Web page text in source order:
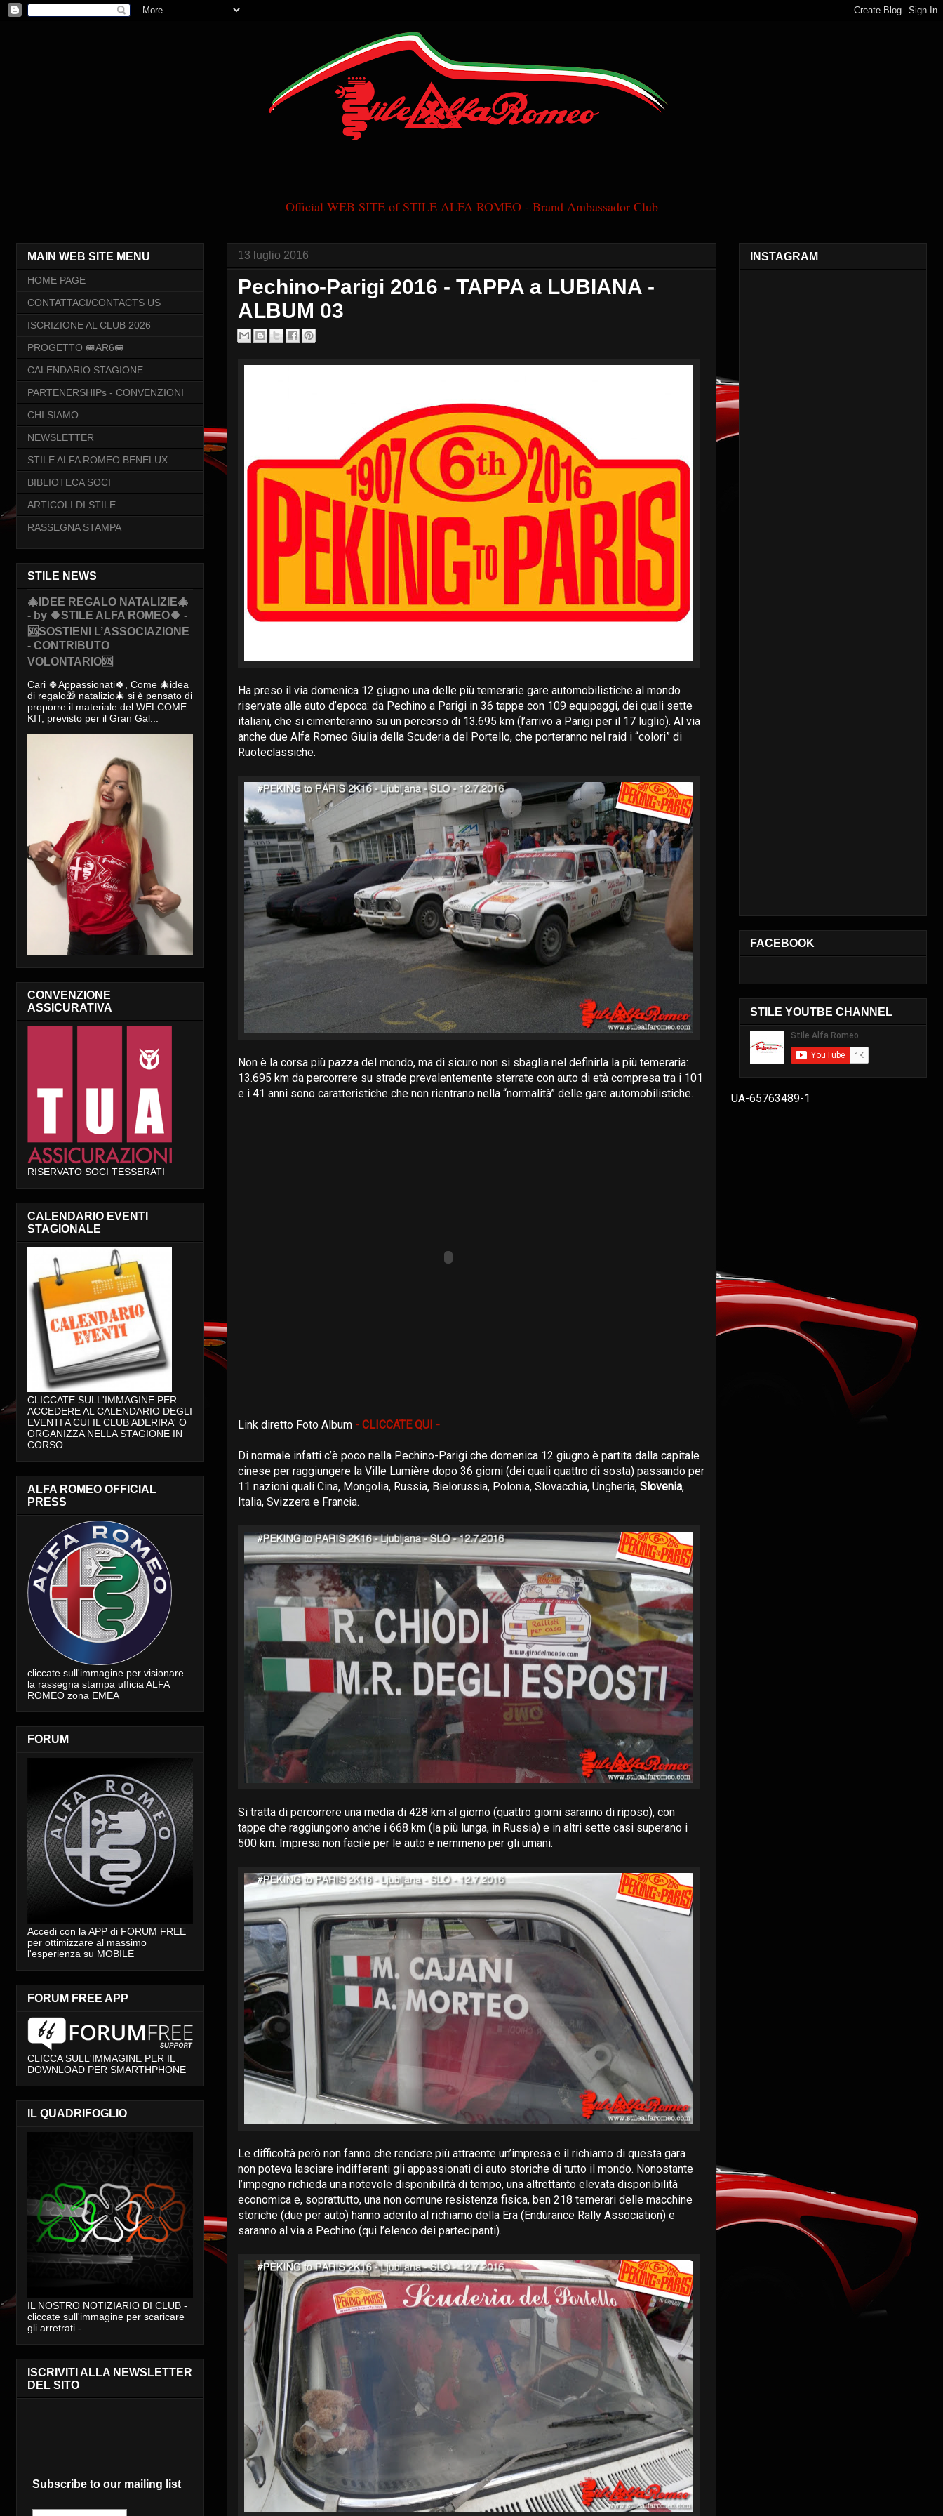
Official WEB SITE of STILE ALFA ROMEO - Brand Ambassador Club
13 luglio 2016
Pechino-Parigi 2016 - TAPPA a LUBIANA -
ALBUM 03
Ha preso il via domenica 12 giugno una delle più temerarie gare automobilistiche al mondo
riservate alle auto d’epoca: da Pechino a Parigi in 36 tappe con 109 equipaggi, dei quali sette
italiani, che si cimenteranno su un percorso di 13.695 km (l’arrivo a Parigi per il 17 luglio). Al via
anche due Alfa Romeo Giulia della Scuderia del Portello, che porteranno nel raid i “colori” di
Ruoteclassiche.
Non è la corsa più pazza del mondo, ma di sicuro non si sbaglia nel definirla la più temeraria:
13.695 km da percorrere su strade prevalentemente sterrate con auto di età compresa tra i 101
e i 41 anni sono caratteristiche che non rientrano nella “normalità” delle gare automobilistiche.
Link diretto Foto Album - CLICCATE QUI -
Di normale infatti c’è poco nella Pechino-Parigi che domenica 12 giugno è partita dalla capitale
cinese per raggiungere la Ville Lumière dopo 36 giorni (dei quali quattro di sosta) passando per
11 nazioni quali Cina, Mongolia, Russia, Bielorussia, Polonia, Slovacchia, Ungheria, Slovenia,
Italia, Svizzera e Francia.
Si tratta di percorrere una media di 428 km al giorno (quattro giorni saranno di riposo), con
tappe che raggiungono anche i 668 km (la più lunga, in Russia) e in altri sette casi superano i
500 km. Impresa non facile per le auto e nemmeno per gli umani.
Le difficoltà però non fanno che rendere più attraente un’impresa e il richiamo di questa gara
non poteva lasciare indifferenti gli appassionati di auto storiche di tutto il mondo. Nonostante
l’impegno richieda una notevole disponibilità di tempo, una altrettanto elevata disponibilità
economica e, soprattutto, una non comune resistenza fisica, ben 218 temerari delle macchine
storiche (due per auto) hanno aderito al richiamo della Era (Endurance Rally Association) e
saranno al via a Pechino (qui l’elenco dei partecipanti).
MAIN WEB SITE MENU
HOME PAGE
CONTATTACI/CONTACTS US
ISCRIZIONE AL CLUB 2026
PROGETTO 🚐AR6🚐
CALENDARIO STAGIONE
PARTENERSHIPs - CONVENZIONI
CHI SIAMO
NEWSLETTER
STILE ALFA ROMEO BENELUX
BIBLIOTECA SOCI
ARTICOLI DI STILE
RASSEGNA STAMPA
STILE NEWS
🎄IDEE REGALO NATALIZIE🎄
- by 🍀STILE ALFA ROMEO🍀 -
🆘SOSTIENI L’ASSOCIAZIONE
- CONTRIBUTO
VOLONTARIO🆘
Cari 🍀Appassionati🍀, Come 🎄idea
di regalo🎁 natalizio🎄 si è pensato di
proporre il materiale del WELCOME
KIT, previsto per il Gran Gal...
CONVENZIONE
ASSICURATIVA
RISERVATO SOCI TESSERATI
CALENDARIO EVENTI
STAGIONALE
CLICCATE SULL'IMMAGINE PER
ACCEDERE AL CALENDARIO DEGLI
EVENTI A CUI IL CLUB ADERIRA' O
ORGANIZZA NELLA STAGIONE IN
CORSO
ALFA ROMEO OFFICIAL
PRESS
cliccate sull'immagine per visionare
la rassegna stampa ufficia ALFA
ROMEO zona EMEA
FORUM
Accedi con la APP di FORUM FREE
per ottimizzare al massimo
l'esperienza su MOBILE
FORUM FREE APP
CLICCA SULL'IMMAGINE PER IL
DOWNLOAD PER SMARTHPHONE
IL QUADRIFOGLIO
IL NOSTRO NOTIZIARIO DI CLUB -
cliccate sull'immagine per scaricare
gli arretrati -
ISCRIVITI ALLA NEWSLETTER
DEL SITO
Subscribe to our mailing list
INSTAGRAM
FACEBOOK
STILE YOUTBE CHANNEL
UA-65763489-1